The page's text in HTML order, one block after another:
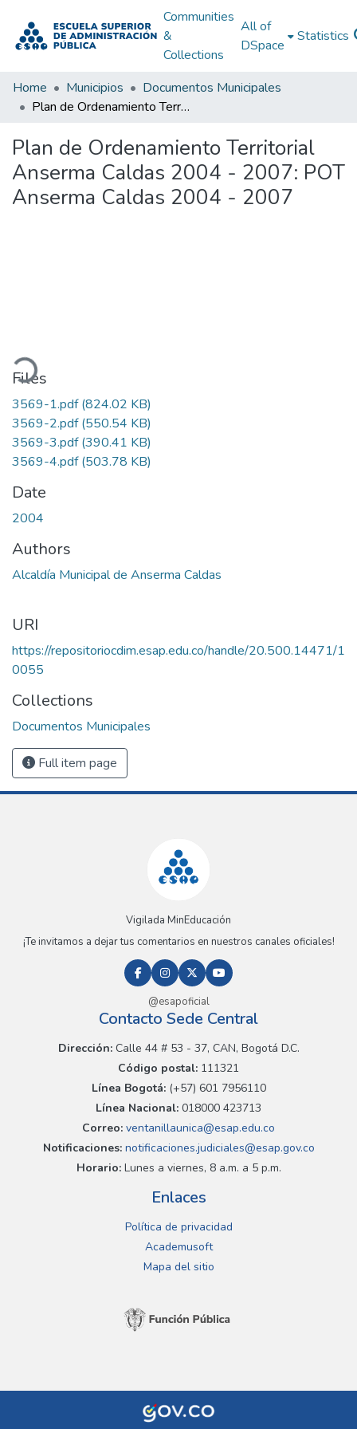
Communities
&
Collections
All of
DSpace
Statistics
Home Municipios
Documentos Municipales
Plan de Ordenamiento Territorial Anserma Caldas 2004 - 2007: POT Anserma Caldas 2004 - 2007
Plan de Ordenamiento Territorial
Anserma Caldas 2004 - 2007: POT
Anserma Caldas 2004 - 2007
Files
3569-1.pdf(824.02 KB)
3569-2.pdf(550.54 KB)
3569-3.pdf(390.41 KB)
3569-4.pdf(503.78 KB)
Date
2004
Authors
Alcaldía Municipal de Anserma Caldas
URI
https://repositoriocdim.esap.edu.co/handle/20.500.14471/1
0055
Collections
Documentos Municipales
Full item page
Vigilada MinEducación
¡Te invitamos a dejar tus comentarios en nuestros canales oficiales!
@esapoficial
Contacto Sede Central
Dirección:Calle 44 # 53 - 37, CAN, Bogotá D.C.
Código postal: 111321
Línea Bogotá:(+57) 601 7956110
Línea Nacional: 018000 423713
Correo: ventanillaunica@esap.edu.co
Notificaciones:notificaciones.judiciales@esap.gov.co
Horario:Lunes a viernes, 8 a.m. a 5 p.m.
Enlaces
Política de privacidad
Academusoft
Mapa del sitio